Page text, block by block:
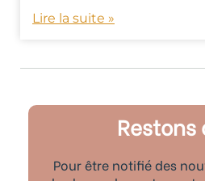
Lire la suite »
Pour être notifié des